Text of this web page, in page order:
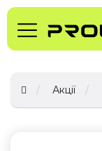
Акції